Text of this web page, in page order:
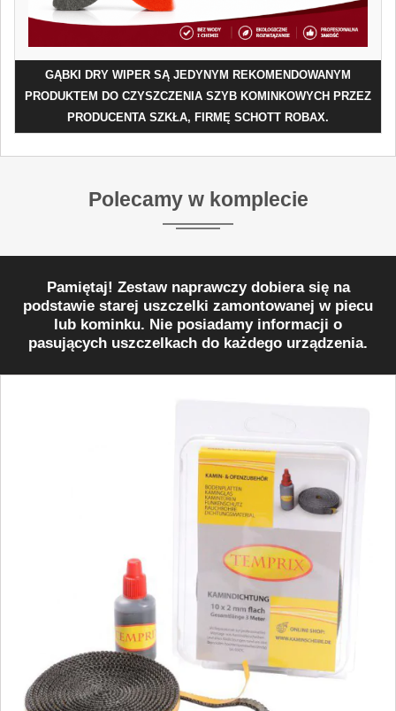
GĄBKI DRY WIPER SĄ JEDYNYM REKOMENDOWANYM
PRODUKTEM DO CZYSZCZENIA SZYB KOMINKOWYCH PRZEZ
PRODUCENTA SZKŁA, FIRMĘ SCHOTT ROBAX.
Polecamy w komplecie
Pamiętaj! Zestaw naprawczy dobiera się na
podstawie starej uszczelki zamontowanej w piecu
lub kominku. Nie posiadamy informacji o
pasujących uszczelkach do każdego urządzenia.